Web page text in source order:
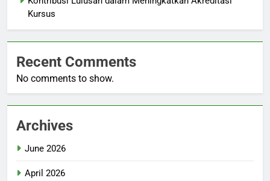
Kursus
Recent Comments
No comments to show.
Archives
June 2026
April 2026